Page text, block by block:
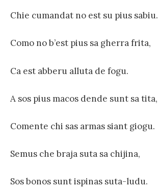
Chie cumandat no est su pius sabiu.
Como no b’est pius sa gherra frita,
Ca est abberu alluta de fogu.
A sos pius macos dende sunt sa tita,
Comente chi sas armas siant giogu.
Semus che braja suta sa chijina,
Sos bonos sunt ispinas suta-ludu.